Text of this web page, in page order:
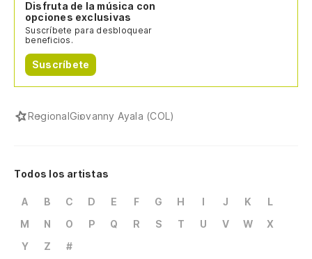
Disfruta de la música con
opciones exclusivas
Suscríbete para desbloquear
beneficios.
Suscríbete
RegionalGiovanny Ayala (COL)
Todos los artistas
A B C D E F G H I J K
L
M
N O P Q R S T U V W
X
Y
Z #